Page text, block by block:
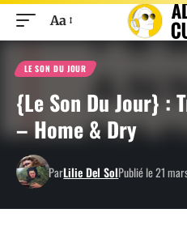
Aa
LE SON DU JOUR
{Le Son Du Jour} :
– Home & Dry
ParLilie Del SolPublié le 21